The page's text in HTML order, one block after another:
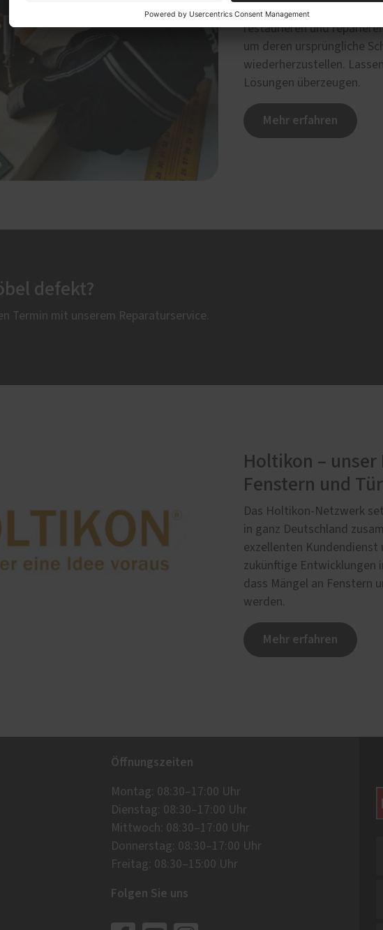
Tischlerei Goebel ist Ihr
restaurieren und
um deren ursprüngliche
wiederherzustellen.
Lösungen überzeugen.
Mehr erfahren
defekt?
Termin mit unserem Reparaturservice.
Holtikon –
Fenstern und
Das Holtikon-Netzwerk
in ganz Deutschland
exzellenten Kundendienst
zukünftige Entwicklungen
dass Mängel an Fenstern
werden.
Mehr erfahren
Öffnungszeiten
Montag: 08:30–17:00 Uhr
Dienstag: 08:30–17:00 Uhr
Mittwoch: 08:30–17:00 Uhr
Donnerstag: 08:30–17:00 Uhr
Freitag: 08:30–15:00 Uhr
Folgen Sie uns